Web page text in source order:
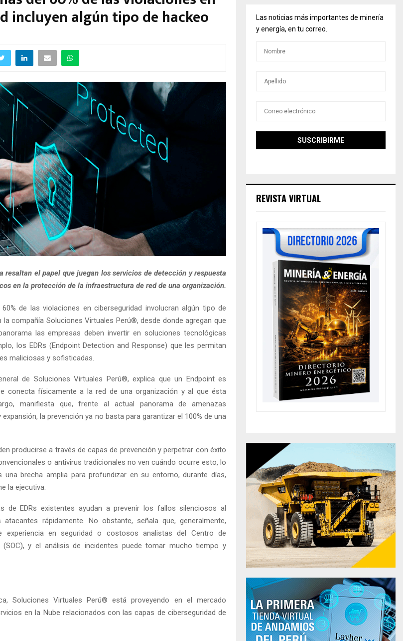
incluyen algún tipo de hackeo
resaltan el papel que juegan los servicios de detección y respuesta
en la protección de la infraestructura de red de una organización.
de las violaciones en ciberseguridad involucran algún tipo de
compañía Soluciones Virtuales Perú®, desde donde agregan que
las empresas deben invertir en soluciones tecnológicas
los EDRs (Endpoint Detection and Response) que les permitan
maliciosas y sofisticadas.
de Soluciones Virtuales Perú®, explica que un Endpoint es
conecta físicamente a la red de una organización y al que ésta
manifiesta que, frente al actual panorama de amenazas
la prevención ya no basta para garantizar el 100% de una
producirse a través de capas de prevención y perpetrar con éxito
o antivirus tradicionales no ven cuándo ocurre esto, lo
una brecha amplia para profundizar en su entorno, durante días,
la ejecutiva.
de EDRs existentes ayudan a prevenir los fallos silenciosos al
rápidamente. No obstante, señala que, generalmente,
experiencia en seguridad o costosos analistas del Centro de
(SOC), y el análisis de incidentes puede tomar mucho tiempo y
Soluciones Virtuales Perú® está proveyendo en el mercado
en la Nube relacionados con las capas de ciberseguridad de
Las noticias más importantes de minería
y energía, en tu correo.
REVISTA VIRTUAL